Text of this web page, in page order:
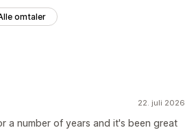
omtaler
22. juli 2026
a number of years and it's been great